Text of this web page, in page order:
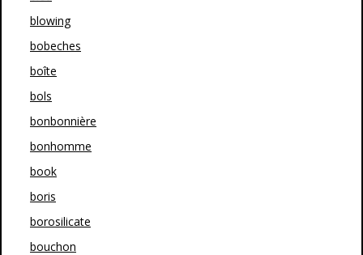
blowing
bobeches
boîte
bols
bonbonnière
bonhomme
book
boris
borosilicate
bouchon